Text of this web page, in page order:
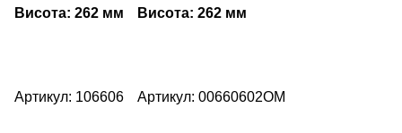
Висота: 262 мм
Артикул: 106606
Висота: 262 мм
Артикул: 00660602OM